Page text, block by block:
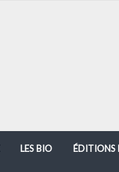
LES BIO ÉDITIONS